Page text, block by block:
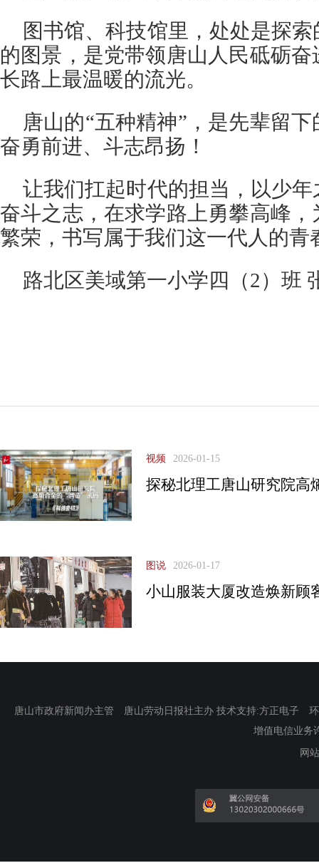
图书馆、科技馆里，处处是探
的图景，是党带领唐山人民砥砺
长路上最温暖的流光。
唐山的“五种精神”，是先辈留
奋勇前进、斗志昂扬！
让我们扛起时代的担当，以少
奋斗之志，在求学路上勇攀高峰
繁荣，书写属于我们这一代人的青
路北区美域第一小学四（2）班
视频 2026-01-15
探秘北理工唐山研究院高
图说 2026-01-17
小山服装大厦改造焕新顾
唐山市政府新闻办主管 唐山劳动日报社主办 技术支持:方正电子
增值电信业务
网